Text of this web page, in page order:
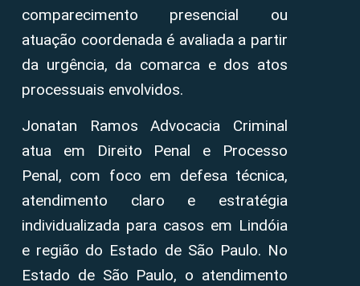
comparecimento presencial ou
atuação coordenada é avaliada a partir
da urgência, da comarca e dos atos
processuais envolvidos.
Jonatan Ramos Advocacia Criminal
atua em Direito Penal e Processo
Penal, com foco em defesa técnica,
atendimento claro e estratégia
individualizada para casos em Lindóia
e região do Estado de São Paulo. No
Estado de São Paulo, o atendimento